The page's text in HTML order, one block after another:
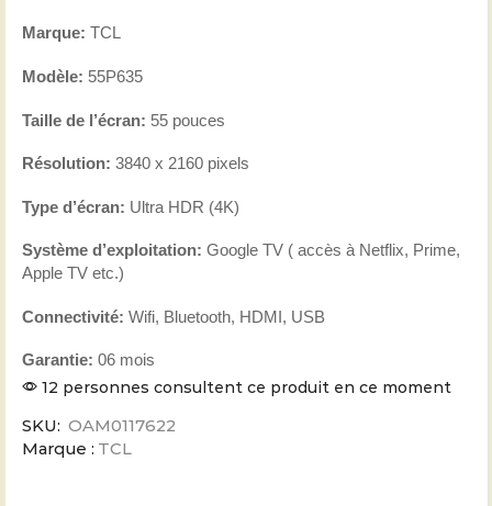
Marque: TCL
Modèle: 55P635
Taille de l’écran: 55 pouces
Résolution: 3840 x 2160 pixels
Type d’écran: Ultra HDR (4K)
Système d’exploitation: Google TV ( accès à Netflix, Prime,
Apple TV etc.)
Connectivité: Wifi, Bluetooth, HDMI, USB
Garantie: 06 mois
12 personnes consultent ce produit en ce moment
SKU: OAM0117622
Marque : TCL